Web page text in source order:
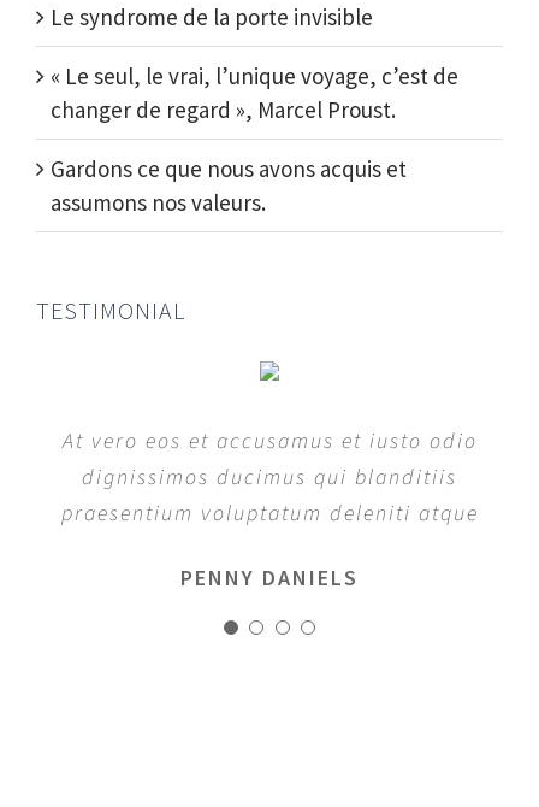
Le syndrome de la porte invisible
« Le seul, le vrai, l’unique voyage, c’est de
changer de regard », Marcel Proust.
Gardons ce que nous avons acquis et
assumons nos valeurs.
TESTIMONIAL
At vero eos et accusamus et iusto odio
dignissimos ducimus qui blanditiis
praesentium voluptatum deleniti atque
PENNY DANIELS
At vero eos et accusamus et iusto odio
dignissimos ducimus qui blanditiis
praesentium voluptatum deleniti atque
MARGERET TINSDALE
At vero eos et accusamus et iusto odio
dignissimos ducimus qui blanditiis
praesentium voluptatum deleniti atque
ROSE JAMERSON
At vero eos et accusamus et iusto odio
dignissimos ducimus qui blanditiis
praesentium voluptatum deleniti atque
ROBERT WILLIAMS